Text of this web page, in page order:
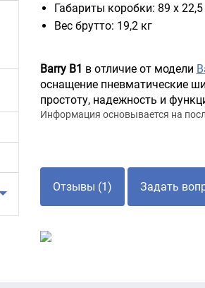
Габариты коробки: 89 x
Вес брутто: 19,2 кг
Barry B1 в отличие от модели
оснащение пневматические
простоту, надежность и
Информация основывается на
Отзывы (1) Задать